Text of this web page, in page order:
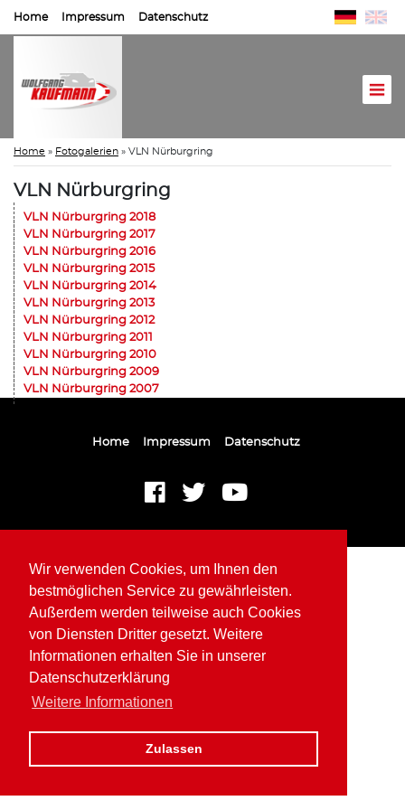
Wir verwenden Cookies, um Ihnen den
bestmöglichen Service zu gewährleisten.
Außerdem werden teilweise auch Cookies
von Diensten Dritter gesetzt. Weitere
Informationen erhalten Sie in unserer
Datenschutzerklärung
Weitere Informationen
Zulassen
Home Impressum Datenschutz
Home » Fotogalerien » VLN Nürburgring
VLN Nürburgring
VLN Nürburgring 2018
VLN Nürburgring 2017
VLN Nürburgring 2016
VLN Nürburgring 2015
VLN Nürburgring 2014
VLN Nürburgring 2013
VLN Nürburgring 2012
VLN Nürburgring 2011
VLN Nürburgring 2010
VLN Nürburgring 2009
VLN Nürburgring 2007
Home Impressum Datenschutz